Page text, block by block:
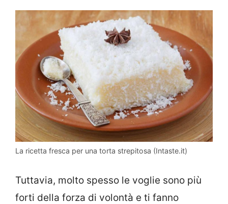
La ricetta fresca per una torta strepitosa (Intaste.it)
Tuttavia, molto spesso le voglie sono più
forti della forza di volontà e ti fanno